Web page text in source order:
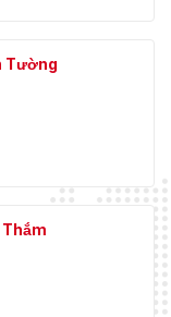
Tường